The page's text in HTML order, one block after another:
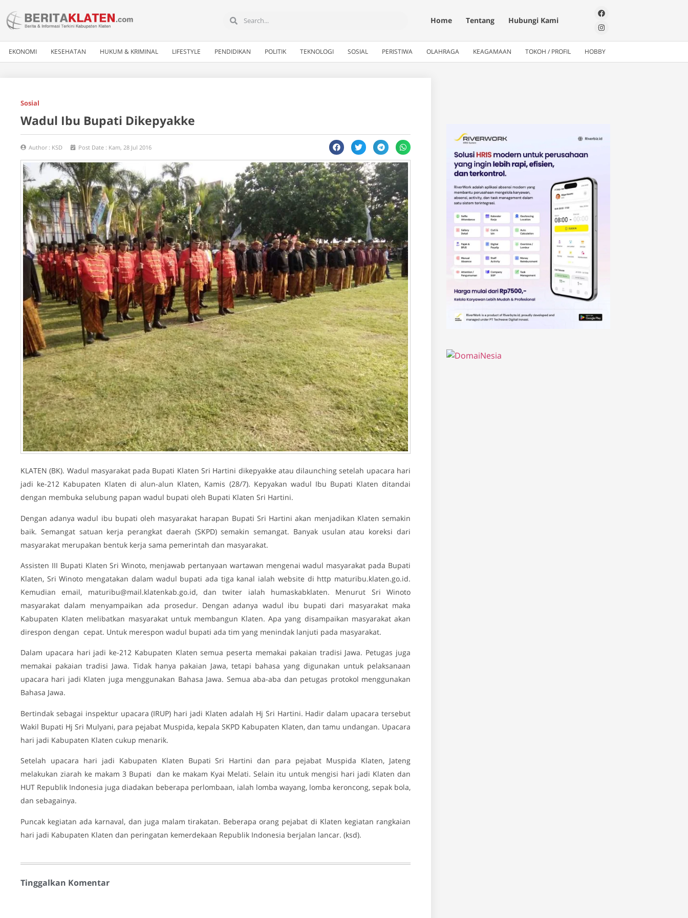
Home Tentang Hubungi Kami
EKONOMI KESEHATAN HUKUM & KRIMINAL LIFESTYLE PENDIDIKAN POLITIK TEKNOLOGI SOSIAL PERISTIWA OLAHRAGA KEAGAMAAN TOKOH / PROFIL HOBBY
Sosial
Wadul Ibu Bupati Dikepyakke
Author : KSD Post Date : Kam, 28 Jul 2016
KLATEN (BK). Wadul masyarakat pada Bupati Klaten Sri Hartini dikepyakke atau dilaunching setelah upacara hari
jadi ke-212 Kabupaten Klaten di alun-alun Klaten, Kamis (28/7). Kepyakan wadul Ibu Bupati Klaten ditandai
dengan membuka selubung papan wadul bupati oleh Bupati Klaten Sri Hartini.
Dengan adanya wadul ibu bupati oleh masyarakat harapan Bupati Sri Hartini akan menjadikan Klaten semakin
baik. Semangat satuan kerja perangkat daerah (SKPD) semakin semangat. Banyak usulan atau koreksi dari
masyarakat merupakan bentuk kerja sama pemerintah dan masyarakat.
Assisten III Bupati Klaten Sri Winoto, menjawab pertanyaan wartawan mengenai wadul masyarakat pada Bupati
Klaten, Sri Winoto mengatakan dalam wadul bupati ada tiga kanal ialah website di http maturibu.klaten.go.id.
Kemudian email, maturibu@mail.klatenkab.go.id, dan twiter ialah humaskabklaten. Menurut Sri Winoto
masyarakat dalam menyampaikan ada prosedur. Dengan adanya wadul ibu bupati dari masyarakat maka
Kabupaten Klaten melibatkan masyarakat untuk membangun Klaten. Apa yang disampaikan masyarakat akan
direspon dengan cepat. Untuk merespon wadul bupati ada tim yang menindak lanjuti pada masyarakat.
Dalam upacara hari jadi ke-212 Kabupaten Klaten semua peserta memakai pakaian tradisi Jawa. Petugas juga
memakai pakaian tradisi Jawa. Tidak hanya pakaian Jawa, tetapi bahasa yang digunakan untuk pelaksanaan
upacara hari jadi Klaten juga menggunakan Bahasa Jawa. Semua aba-aba dan petugas protokol menggunakan
Bahasa Jawa.
Bertindak sebagai inspektur upacara (IRUP) hari jadi Klaten adalah Hj Sri Hartini. Hadir dalam upacara tersebut
Wakil Bupati Hj Sri Mulyani, para pejabat Muspida, kepala SKPD Kabupaten Klaten, dan tamu undangan. Upacara
hari jadi Kabupaten Klaten cukup menarik.
Setelah upacara hari jadi Kabupaten Klaten Bupati Sri Hartini dan para pejabat Muspida Klaten, Jateng
melakukan ziarah ke makam 3 Bupati dan ke makam Kyai Melati. Selain itu untuk mengisi hari jadi Klaten dan
HUT Republik Indonesia juga diadakan beberapa perlombaan, ialah lomba wayang, lomba keroncong, sepak bola,
dan sebagainya.
Puncak kegiatan ada karnaval, dan juga malam tirakatan. Beberapa orang pejabat di Klaten kegiatan rangkaian
hari jadi Kabupaten Klaten dan peringatan kemerdekaan Republik Indonesia berjalan lancar. (ksd).
Tinggalkan Komentar